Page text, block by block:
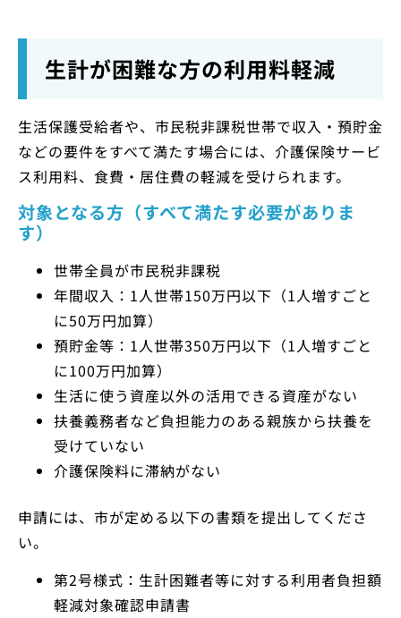
生計が困難な方の利用料軽減
生活保護受給者や、市民税非課税世帯で収入・預貯金
などの要件をすべて満たす場合には、介護保険サービ
ス利用料、食費・居住費の軽減を受けられます。
対象となる方（すべて満たす必要がありま
す）
世帯全員が市民税非課税
年間収入：1人世帯150万円以下（1人増すごと
に50万円加算）
預貯金等：1人世帯350万円以下（1人増すごと
に100万円加算）
生活に使う資産以外の活用できる資産がない
扶養義務者など負担能力のある親族から扶養を
受けていない
介護保険料に滞納がない
申請には、市が定める以下の書類を提出してくださ
い。
第2号様式：生計困難者等に対する利用者負担額
軽減対象確認申請書